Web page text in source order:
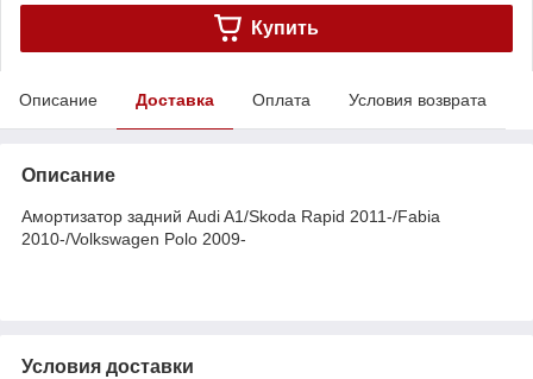
Купить
Описание Доставка Оплата Условия возврата
Описание
Амортизатор задний Audi A1/Skoda Rapid 2011-/Fabia
2010-/Volkswagen Polo 2009-
Условия доставки